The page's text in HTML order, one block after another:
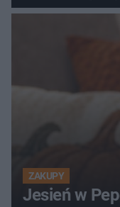
ZAKUPY
Jesień w